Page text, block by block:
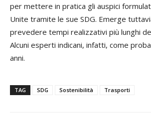
per mettere in pratica gli auspici
Unite tramite le sue SDG. Emerge
prevedere tempi realizzativi più lunghi
Alcuni esperti indicani, infatti, come
anni.
TAG SDG Sostenibilità Trasporti